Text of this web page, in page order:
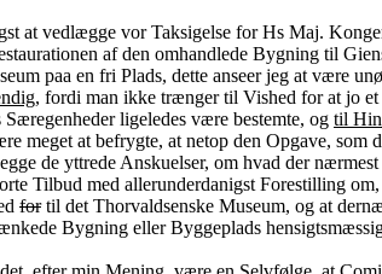
at vedlægge vor Taksigelse for Hs Maj.
af den omhandlede Bygning til
paa en fri Plads, dette anseer jeg at være
, fordi man ikke trænger til Vished for at jo et
ligeledes være bestemte, og til
at befrygte, at netop den Opgave, som
de yttrede Anskuelser, om hvad der
Tilbud med allerunderdanigst Forestilling
fortil det Thorvaldsenske Museum, og at
Bygning eller Byggeplads